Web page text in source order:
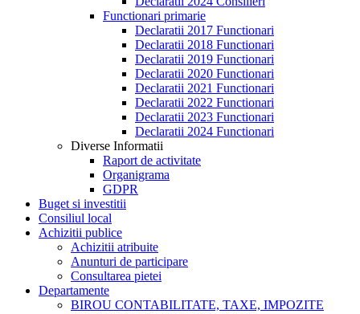
Functionari primarie
Declaratii 2017 Functionari
Declaratii 2018 Functionari
Declaratii 2019 Functionari
Declaratii 2020 Functionari
Declaratii 2021 Functionari
Declaratii 2022 Functionari
Declaratii 2023 Functionari
Declaratii 2024 Functionari
Diverse Informatii
Raport de activitate
Organigrama
GDPR
Buget si investitii
Consiliul local
Achizitii publice
Achizitii atribuite
Anunturi de participare
Consultarea pietei
Departamente
BIROU CONTABILITATE, TAXE, IMPOZITE